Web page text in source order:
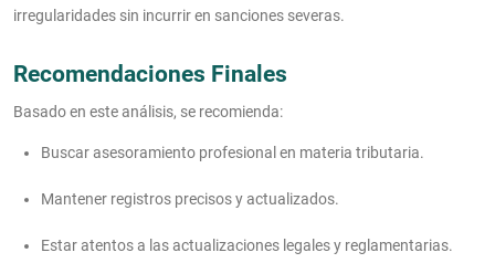
irregularidades sin incurrir en sanciones severas.
Recomendaciones Finales
Basado en este análisis, se recomienda:
Buscar asesoramiento profesional en materia tributaria.
Mantener registros precisos y actualizados.
Estar atentos a las actualizaciones legales y reglamentarias.